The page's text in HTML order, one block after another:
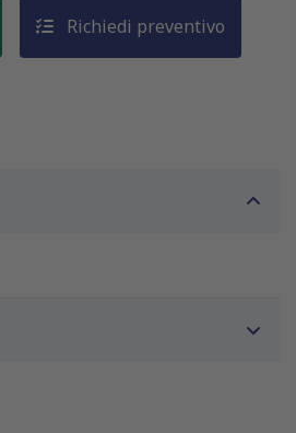
Richiedi preventivo